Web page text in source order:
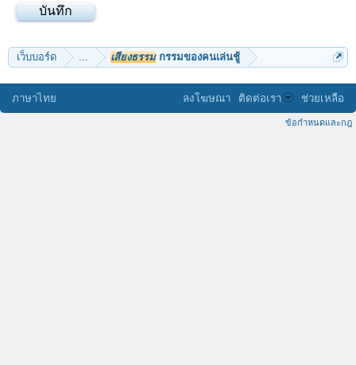
เว็บบอร์ด ... เสียงธรรมกรรมของคนเล่นชู้
ภาษาไทย ลงโฆษณา ติดต่อเรา ช่วยเหลือ
ข้อกำหนดและกฎ